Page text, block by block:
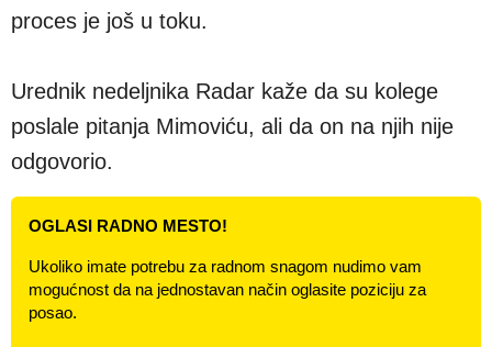
proces je još u toku.
Urednik nedeljnika Radar kaže da su kolege
poslale pitanja Mimoviću, ali da on na njih nije
odgovorio.
OGLASI RADNO MESTO!
Ukoliko imate potrebu za radnom snagom nudimo vam
mogućnost da na jednostavan način oglasite poziciju za
posao.